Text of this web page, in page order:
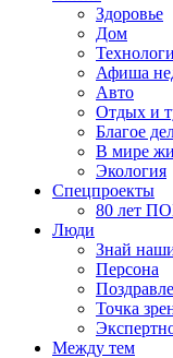
Здоровье
Дом
Афиша
Авто
Отдых и
Благое
В мире
Экология
Спецпроекты
80 лет
Люди
Знай
Персона
Точка
Между тем